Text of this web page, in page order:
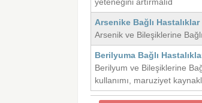
Arsenike Bağlı Hastalıklar
Arsenik ve Bileşiklerine
Berilyuma Bağlı
Berilyum ve Bileşiklerine
kullanımı, maruziyet